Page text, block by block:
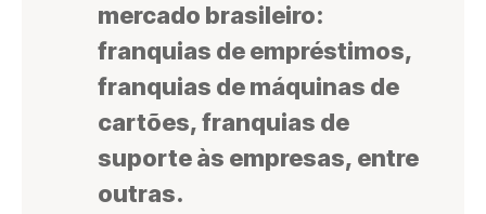
mercado brasileiro:
franquias de empréstimos,
franquias de máquinas de
cartões, franquias de
suporte às empresas, entre
outras.